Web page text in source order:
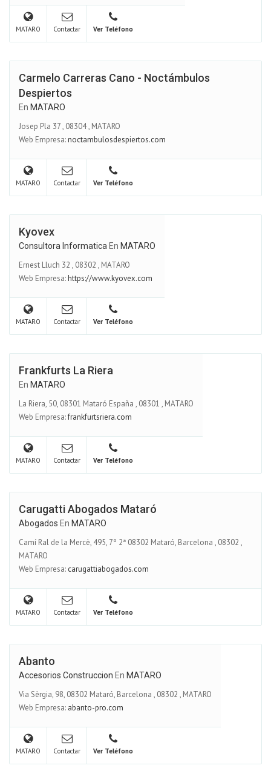
MATARO Contactar Ver Teléfono
Carmelo Carreras Cano - Noctámbulos
Despiertos
En MATARO
Josep Pla 37, 08304, MATARO
Web Empresa:noctambulosdespiertos.com
MATARO Contactar Ver Teléfono
Kyovex
Consultora Informatica En MATARO
Ernest Lluch 32 , 08302 , MATARO
Web Empresa:https://www.kyovex.com
MATARO Contactar Ver Teléfono
Frankfurts La Riera
En MATARO
La Riera, 50, 08301 Mataró España , 08301 , MATARO
Web Empresa:frankfurtsriera.com
MATARO Contactar Ver Teléfono
Carugatti Abogados Mataró
Abogados En MATARO
Camí Ral de la Mercè, 495, 7º 2ª 08302 Mataró, Barcelona , 08302 ,
MATARO
Web Empresa: carugattiabogados.com
MATARO Contactar Ver Teléfono
Abanto
Accesorios Construccion En MATARO
Via Sèrgia, 98, 08302 Mataró, Barcelona , 08302 , MATARO
Web Empresa: abanto-pro.com
MATARO Contactar Ver Teléfono